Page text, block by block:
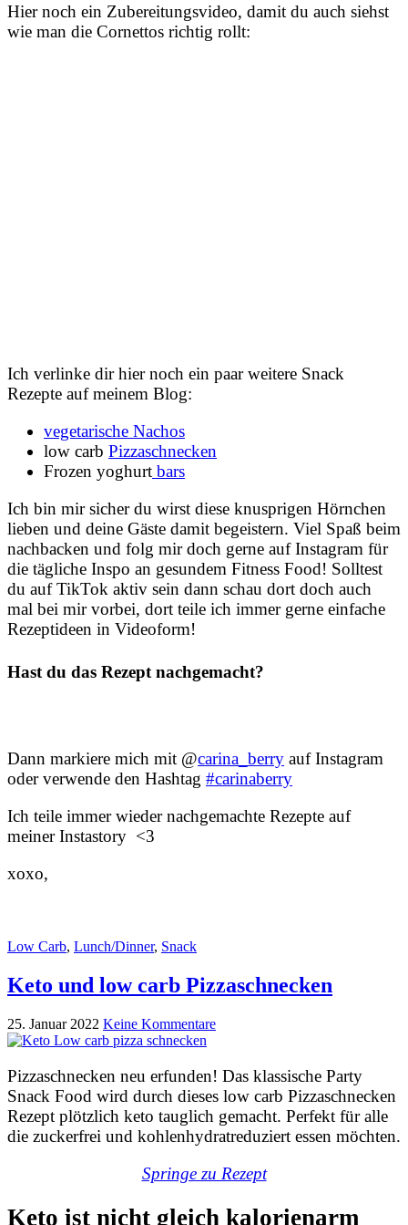
Hier noch ein Zubereitungsvideo, damit du auch siehst
wie man die Cornettos richtig rollt:
Ich verlinke dir hier noch ein paar weitere Snack
Rezepte auf meinem Blog:
vegetarische Nachos
low carb Pizzaschnecken
Frozen yoghurt bars
Ich bin mir sicher du wirst diese knusprigen Hörnchen
lieben und deine Gäste damit begeistern. Viel Spaß beim
nachbacken und folg mir doch gerne auf Instagram für
die tägliche Inspo an gesundem Fitness Food! Solltest
du auf TikTok aktiv sein dann schau dort doch auch
mal bei mir vorbei, dort teile ich immer gerne einfache
Rezeptideen in Videoform!
Hast du das Rezept nachgemacht?
Dann markiere mich mit @carina_berry auf Instagram
oder verwende den Hashtag #carinaberry
Ich teile immer wieder nachgemachte Rezepte auf
meiner Instastory <3
xoxo,
Low Carb, Lunch/Dinner, Snack
Keto und low carb Pizzaschnecken
25. Januar 2022 Keine Kommentare
Pizzaschnecken neu erfunden! Das klassische Party
Snack Food wird durch dieses low carb Pizzaschnecken
Rezept plötzlich keto tauglich gemacht. Perfekt für alle
die zuckerfrei und kohlenhydratreduziert essen möchten.
Springe zu Rezept
Keto ist nicht gleich kalorienarm